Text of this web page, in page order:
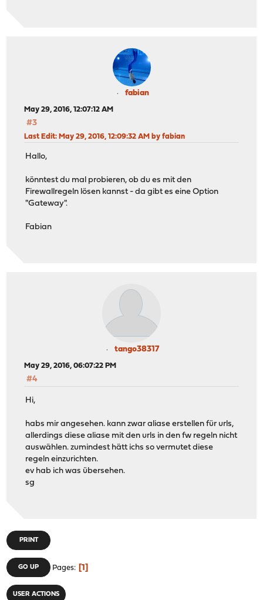
fabian
May 29, 2016, 12:07:12 AM
#3
Last Edit: May 29, 2016, 12:09:32 AM by fabian
Hallo,
könntest du mal probieren, ob du es mit den
Firewallregeln lösen kannst - da gibt es eine Option
"Gateway".
Fabian
tango38317
May 29, 2016, 06:07:22 PM
#4
Hi,
habs mir angesehen. kann zwar aliase erstellen für urls,
allerdings diese aliase mit den urls in den fw regeln nicht
auswählen. zumindest hätt ichs so vermutet diese
regeln einzurichten.
ev hab ich was übersehen.
sg
PRINT
GO UP Pages 1
USER ACTIONS